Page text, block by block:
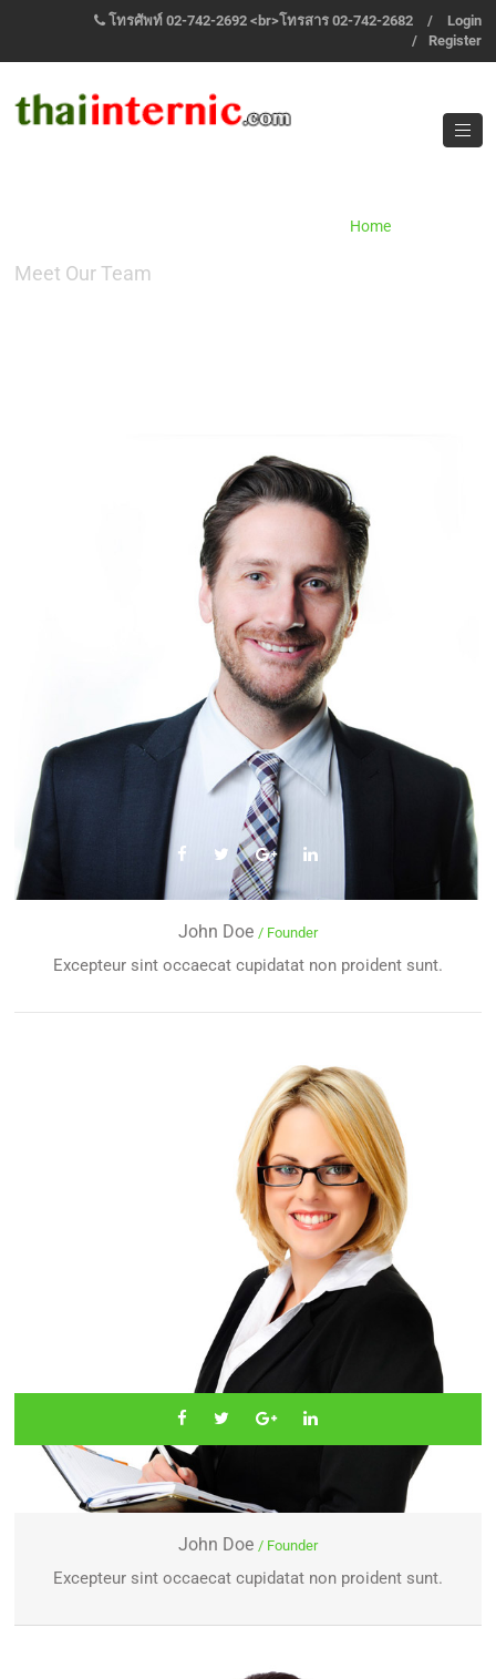
โทรศัพท์ 02-742-2692 <br>โทรสาร 02-742-2682 /
Login
/
Register
Meet Our Team
Home
John Doe / Founder
Excepteur sint occaecat cupidatat non proident sunt.
John Doe / Founder
Excepteur sint occaecat cupidatat non proident sunt.